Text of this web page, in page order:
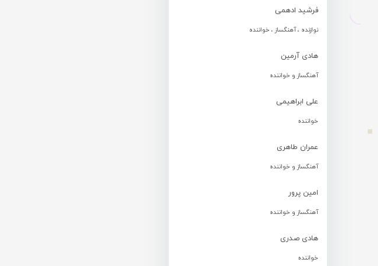
فرشید ادهمی
نوازنده ، آهنگساز ، خواننده
هادی آرمین
آهنگساز و خواننده
علی ابراهیمی
خواننده
عمران طاهری
آهنگساز و خواننده
امین پرور
آهنگساز و خواننده
هادی صدری
خواننده